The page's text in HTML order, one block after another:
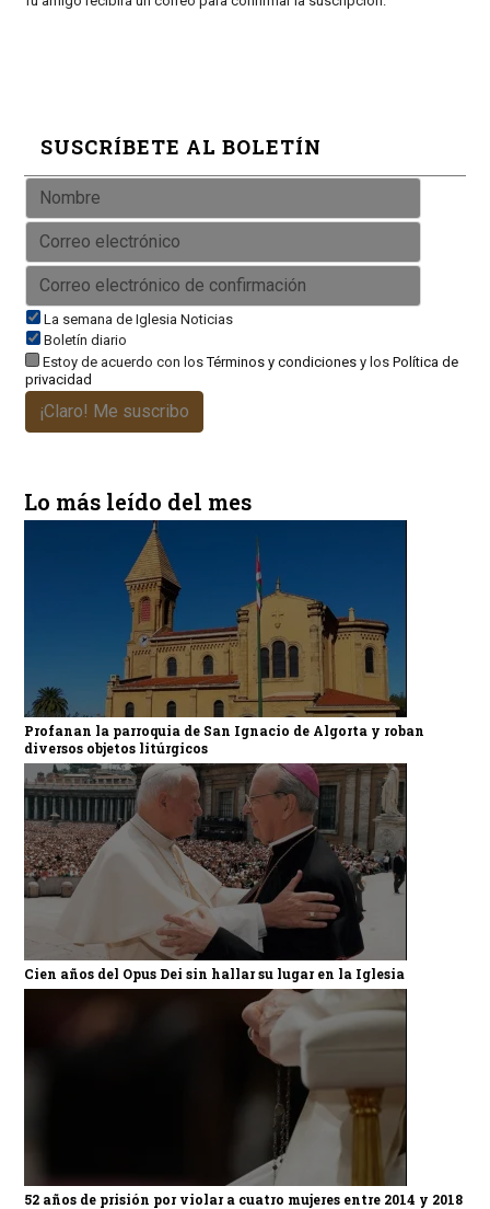
SUSCRÍBETE AL BOLETÍN
La semana de Iglesia Noticias
Boletín diario
Estoy de acuerdo con losTérminos y condicionesy los Política de
privacidad
¡Claro! Me suscribo
Lo más leído del mes
Profanan la parroquia de San Ignacio de Algorta y roban
diversos objetos litúrgicos
Cien años del Opus Dei sin hallar su lugar en la Iglesia
52 años de prisión por violar a cuatro mujeres entre 2014 y 2018